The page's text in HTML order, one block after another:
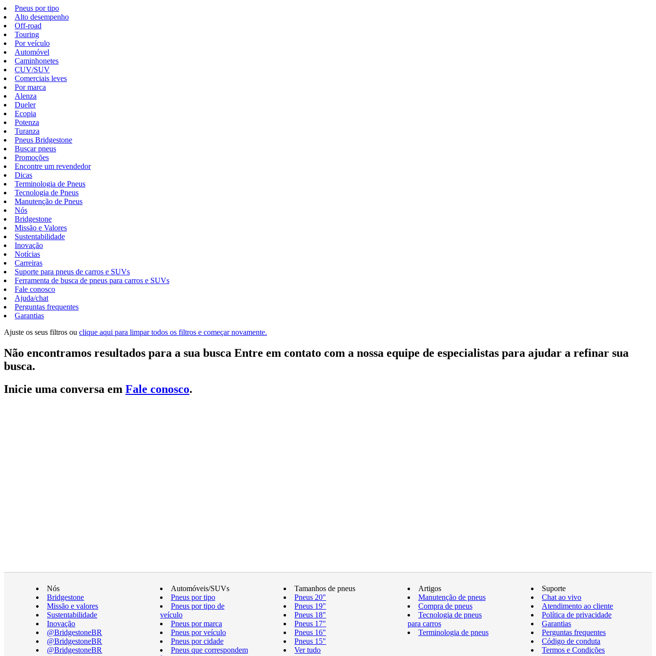
Pneus por tipo
Alto desempenho
Off-road
Touring
Por veículo
Automóvel
Caminhonetes
CUV/SUV
Comerciais leves
Por marca
Alenza
Dueler
Ecopia
Potenza
Turanza
Pneus Bridgestone
Buscar pneus
Promoções
Encontre um revendedor
Dicas
Terminologia de Pneus
Tecnologia de Pneus
Manutenção de Pneus
Nós
Bridgestone
Missão e Valores
Sustentabilidade
Inovação
Notícias
Carreiras
Suporte para pneus de carros e SUVs
Ferramenta de busca de pneus para carros e SUVs
Fale conosco
Ajuda/chat
Perguntas frequentes
Garantias
Ajuste os seus filtros ou clique aqui para limpar todos os filtros e começar novamente.
Não encontramos resultados para a sua busca Entre em contato com a nossa equipe de especialistas para ajudar a refinar sua
busca.
Inicie uma conversa em Fale conosco.
Nós
Bridgestone
Missão e valores
Sustentabilidade
Inovação
@BridgestoneBR
@BridgestoneBR
@BridgestoneBR
Automóveis/SUVs
Pneus por tipo
Pneus por tipo de
veículo
Pneus por marca
Pneus por veículo
Pneus por cidade
Pneus que correspondem
Tamanhos de pneus
Pneus 20"
Pneus 19"
Pneus 18"
Pneus 17"
Pneus 16"
Pneus 15"
Ver tudo
Artigos
Manutenção de pneus
Compra de pneus
Tecnologia de pneus
para carros
Terminologia de pneus
Suporte
Chat ao vivo
Atendimento ao cliente
Política de privacidade
Garantias
Perguntas frequentes
Código de conduta
Termos e Condições